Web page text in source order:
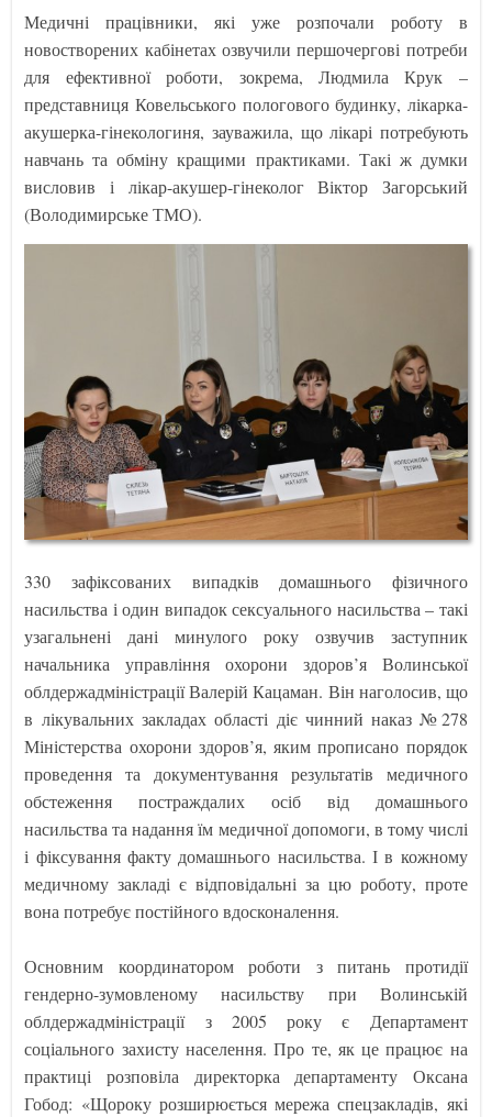
Медичні працівники, які уже розпочали роботу в
новостворених кабінетах озвучили першочергові потреби
для ефективної роботи, зокрема, Людмила Крук –
представниця Ковельського пологового будинку, лікарка-
акушерка-гінекологиня, зауважила, що лікарі потребують
навчань та обміну кращими практиками. Такі ж думки
висловив і лікар-акушер-гінеколог Віктор Загорський
(Володимирське ТМО).
330 зафіксованих випадків домашнього фізичного
насильства і один випадок сексуального насильства – такі
узагальнені дані минулого року озвучив заступник
начальника управління охорони здоров’я Волинської
облдержадміністрації Валерій Кацаман. Він наголосив, що
в лікувальних закладах області діє чинний наказ №278
Міністерства охорони здоров’я, яким прописано порядок
проведення та документування результатів медичного
обстеження постраждалих осіб від домашнього
насильства та надання їм медичної допомоги, в тому числі
і фіксування факту домашнього насильства. І в кожному
медичному закладі є відповідальні за цю роботу, проте
вона потребує постійного вдосконалення.
Основним координатором роботи з питань протидії
гендерно-зумовленому насильству при Волинській
облдержадміністрації з 2005 року є Департамент
соціального захисту населення. Про те, як це працює на
практиці розповіла директорка департаменту Оксана
Гобод: «Щороку розширюється мережа спецзакладів, які